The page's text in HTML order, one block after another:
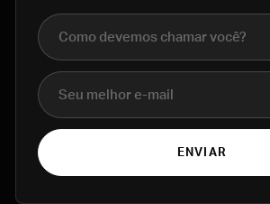
Nome completo
E-mail
ENVIAR